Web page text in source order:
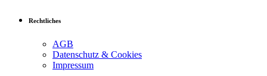
Rechtliches
AGB
Datenschutz & Cookies
Impressum